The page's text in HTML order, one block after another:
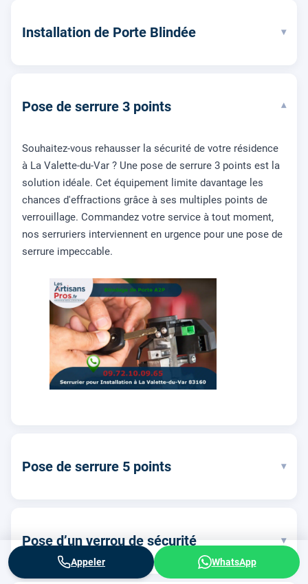
Installation de Porte Blindée ▾
Pose de serrure 3 points ▾
Souhaitez-vous rehausser la sécurité de votre résidence
à La Valette-du-Var ? Une pose de serrure 3 points est la
solution idéale. Cet équipement limite davantage les
chances d'effractions grâce à ses multiples points de
verrouillage. Commandez votre service à tout moment,
nos serruriers interviennent en urgence pour une pose de
serrure impeccable.
Pose de serrure 5 points ▾
Pose d’un verrou de sécurité
▾
Appeler
WhatsApp